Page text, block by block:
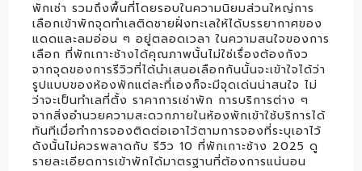
พักเช่า รวมถึงพื้นที่โดยรอบในความนิยมส่วนใหญ่การ
เลือกเข้าพักจุดทำเลติดชายฝั่งทะเลให้ได้บรรยากาศของ
แดดและลมอ่อน ๆ อยู่ตลอดเวลา ในความสนใจของการ
เลือก ที่พักเกาะช้างได้คุณภาพนั้นไม่ใช่เรื่องต้องกังว
จากจุดของการรีวิวที่ได้นำเสนอเลือกกันนั้นจะเข้าใจได้ว่า
รูปแบบของห้องพักแต่ละที่เองก็จะมีจุดเด่นน่าสนใจ ไม่
ว่าจะเป็นทำเลที่ตั้ง ราคาการเช่าพัก การบริการต่าง ๆ
จากสิ่งอำนวยความสะดวกภายในห้องพักเข้าใช้บริการได้
ทันทีเมื่อทำการจองติดต่อเอาไว้ตามการจองที่ระบุเอาไว้
ดังนั้นไม่ควรพลาดกับ รีวิว 10 ที่พักเกาะช้าง 2025 ดู
รายละเอียดการเข้าพักได้มาตรฐานที่ต้องการแน่นอน